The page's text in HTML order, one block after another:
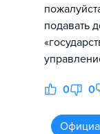
подавать
0 0